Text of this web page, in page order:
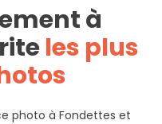
à
les plus
photo à Fondettes et